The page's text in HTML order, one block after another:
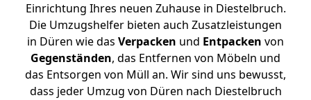
Einrichtung Ihres neuen Zuhause in Diestelbruch.
Die Umzugshelfer bieten auch Zusatzleistungen
in Düren wie das Verpacken und Entpacken von
Gegenständen, das Entfernen von Möbeln und
das Entsorgen von Müll an. Wir sind uns bewusst,
dass jeder Umzug von Düren nach Diestelbruch